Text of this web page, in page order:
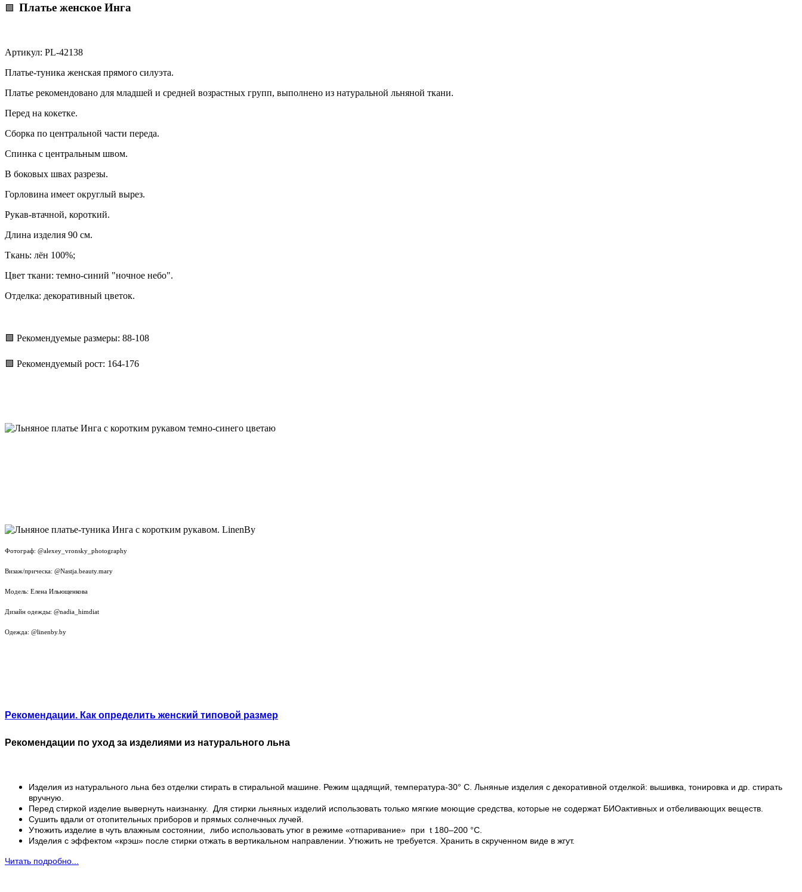
🟩 Платье женское Инга
Артикул: PL-42138
Платье-туника женская прямого силуэта.
Платье рекомендовано для младшей и средней возрастных групп, выполнено из натуральной льняной ткани.
Перед на кокетке.
Сборка по центральной части переда.
Спинка с центральным швом.
В боковых швах разрезы.
Горловина имеет округлый вырез.
Рукав-втачной, короткий.
Длина изделия 90 см.
Ткань: лён 100%;
Цвет ткани: темно-синий "ночное небо".
Отделка: декоративный цветок.
🟩 Рекомендуемые размеры: 88-108
🟩 Рекомендуемый рост: 164-176
Фотограф: @alexey_vronsky_photography
Визаж/прическа: @Nastja.beauty.mary
Модель: Елена Ильющенкова
Дизайн одежды: @nadia_himdiat
Одежда: @linenby.by
Рекомендации. Как определить женский типовой размер
Рекомендации по уход за изделиями из натурального льна
Изделия из натурального льна без отделки стирать в стиральной машине. Режим щадящий, температура-30° С. Льняные изделия с декоративной отделкой: вышивка, тонировка и др. стирать
вручную.
Перед стиркой изделие вывернуть наизнанку. Для стирки льняных изделий использовать только мягкие моющие средства, которые не содержат БИОактивных и отбеливающих веществ.
Сушить вдали от отопительных приборов и прямых солнечных лучей.
Утюжить изделие в чуть влажным состоянии, либо использовать утюг в режиме «отпаривание» при t 180–200 °С.
Изделия с эффектом «крэш» после стирки отжать в вертикальном направлении. Утюжить не требуется. Хранить в скрученном виде в жгут.
Читать подробно...